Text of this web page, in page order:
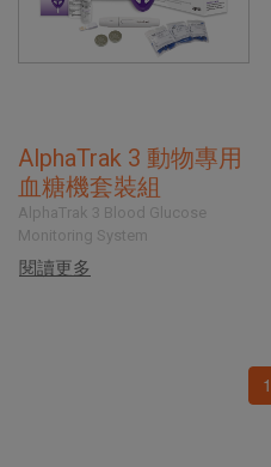
AlphaTrak 3 動物專用
血糖機套裝組
AlphaTrak 3 Blood Glucose
Monitoring System
閱讀更多
1